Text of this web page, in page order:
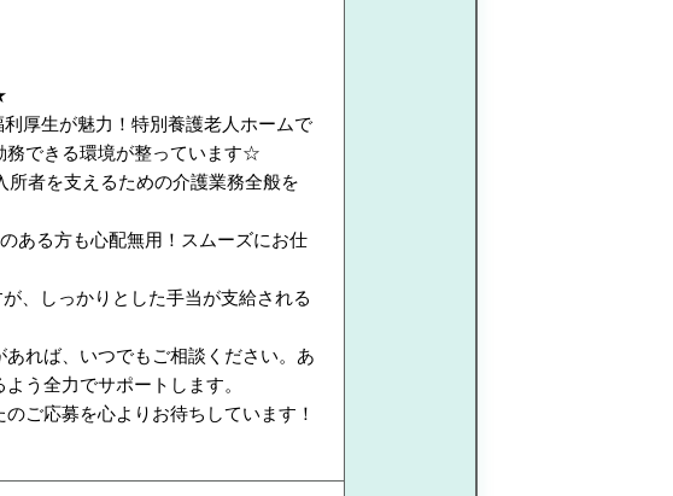
厚生が魅力！特別養護老人ホームで
務できる環境が整っています☆
者を支えるための介護業務全般を
ある方も心配無用！スムーズにお仕
、しっかりとした手当が支給される
れば、いつでもご相談ください。あ
う全力でサポートします。
ご応募を心よりお待ちしています！